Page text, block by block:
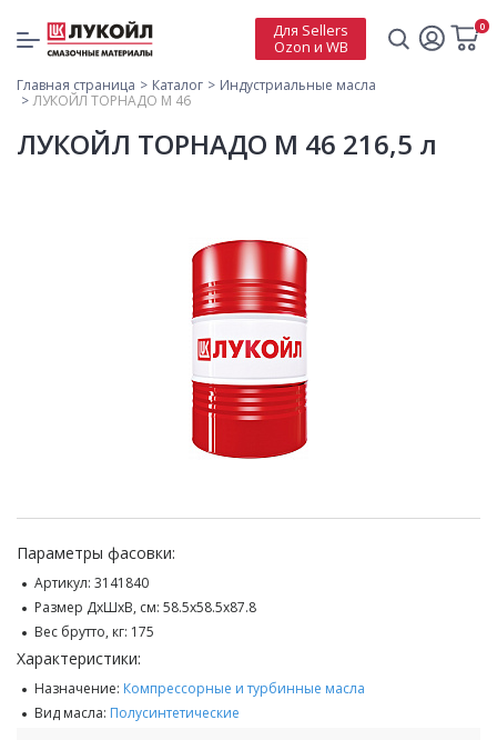
Для Sellers
Ozon и WB
0
Главная страница Каталог
Индустриальные масла
ЛУКОЙЛ ТОРНАДО М 46
ЛУКОЙЛ ТОРНАДО М 46 216,5 л
Параметры фасовки:
Артикул: 3141840
Размер ДхШхВ, см: 58.5x58.5x87.8
Вес брутто, кг: 175
Характеристики:
Назначение: Компрессорные и турбинные масла
Вид масла: Полусинтетические